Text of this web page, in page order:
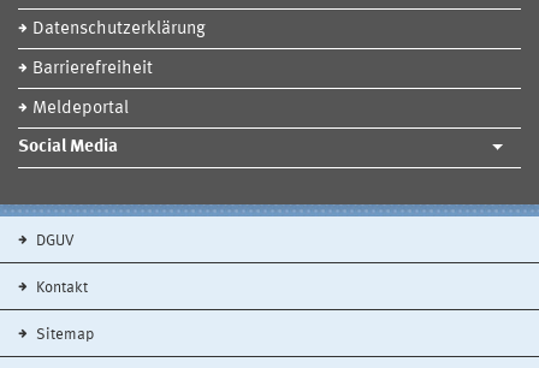
Datenschutzerklärung
Barrierefreiheit
Meldeportal
Social Media
DGUV
Kontakt
Sitemap